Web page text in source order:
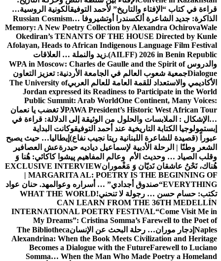
قراءة في كتاب “الإفتاء والتاريخ” لأحمد التوفيقالكونية الروسية…
الذاكرة: جديد الشاعرة ألكسندرا أوتشيروفا Russian Cosmism…
Memory: A New Poetry Collection by Alexandra OchirovaWale
Okediran’s TENANTS OF THE HOUSE Directed by Kunle
Afolayan, Heads to African Indigenous Language Film Festival
(AILFF) 2026 in Benin Republic. زيد والنملة … العلاقات
والدروسWPA in Moscow: Charles de Gaulle and the Spirit of
Dialogueجمعية شعوب العالم في الجامعة الأردنية: تعزيز التعاون
الأكاديمي والاستعداد للقمة العامة للعالم العربيThe University of
Jordan expressed its Readiness to Participate in the World
Public Summit: Arab WorldOne Continent, Many Voices:
PAWA President’s Historic West African Tourلا تغضب يا نعمان
…الإشكال : الملابسات والحلول من الوثيقة إلى الدلالة: قراءة في
إبستمولوجيا الكتابة التاريخية عند أحمد التوفيقوكانت البداية
عبوراً (قصيدة للشاعرة اللبنانية ريتا نجيب نفاع) إيطاليا… حيث يصبح
الشعر وطنًا | الرحلة الأدبية لإسماعيل دياديه حيدرةعش العصافير
وقلب الصياد … وحديث الأم وعالم المفاهيم پیشوا کاکائي: هُنا وَ
هُناك، نَحْنُ عاشقان نَديّان وَ مَغْمورانEXCLUSIVE INTERVIEW
| MARGARITA AL: POETRY IS THE BEGINNING OF
EVERYTHING“صندوق أجدادي” … أسراره وعوالمهد. حنان عواد
تكتب: حسام حسن … رجولة لا تنحني!WHAT THE WORLD
CAN LEARN FROM THE 36TH MEDELLÍN
INTERNATIONAL POETRY FESTIVAL“Come Visit Me in
My Dreams”: Cristina Somma’s Farewell to the Poet of
Naples إدجار موران… رحلة البحث عن الإنسانThe Bibliotheca
Alexandrina: When the Book Meets Civilization and Heritage
Becomes a Dialogue with the FutureFarewell to Luciano
Somma… When the Man Who Made Poetry a Homeland